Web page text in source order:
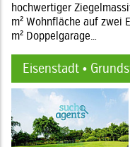
hochwertiger
m² Wohnfläche auf zwei
m² Doppelgarage…
Eisenstadt •